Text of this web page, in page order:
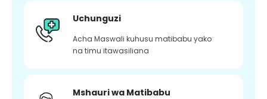
Uchunguzi
Acha Maswali kuhusu matibabu yako
na timu itawasiliana
Mshauri wa Matibabu